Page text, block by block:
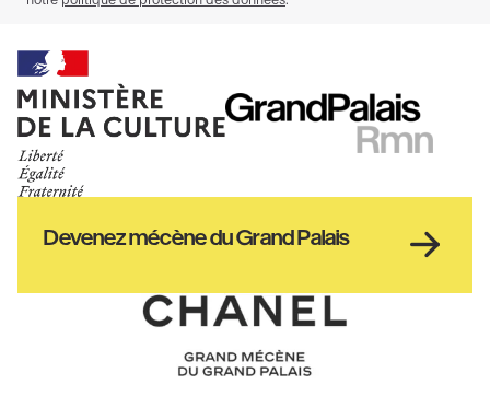
Ministère
de
la
Haut
de
Devenez mécène du Grand Palais
Chanel